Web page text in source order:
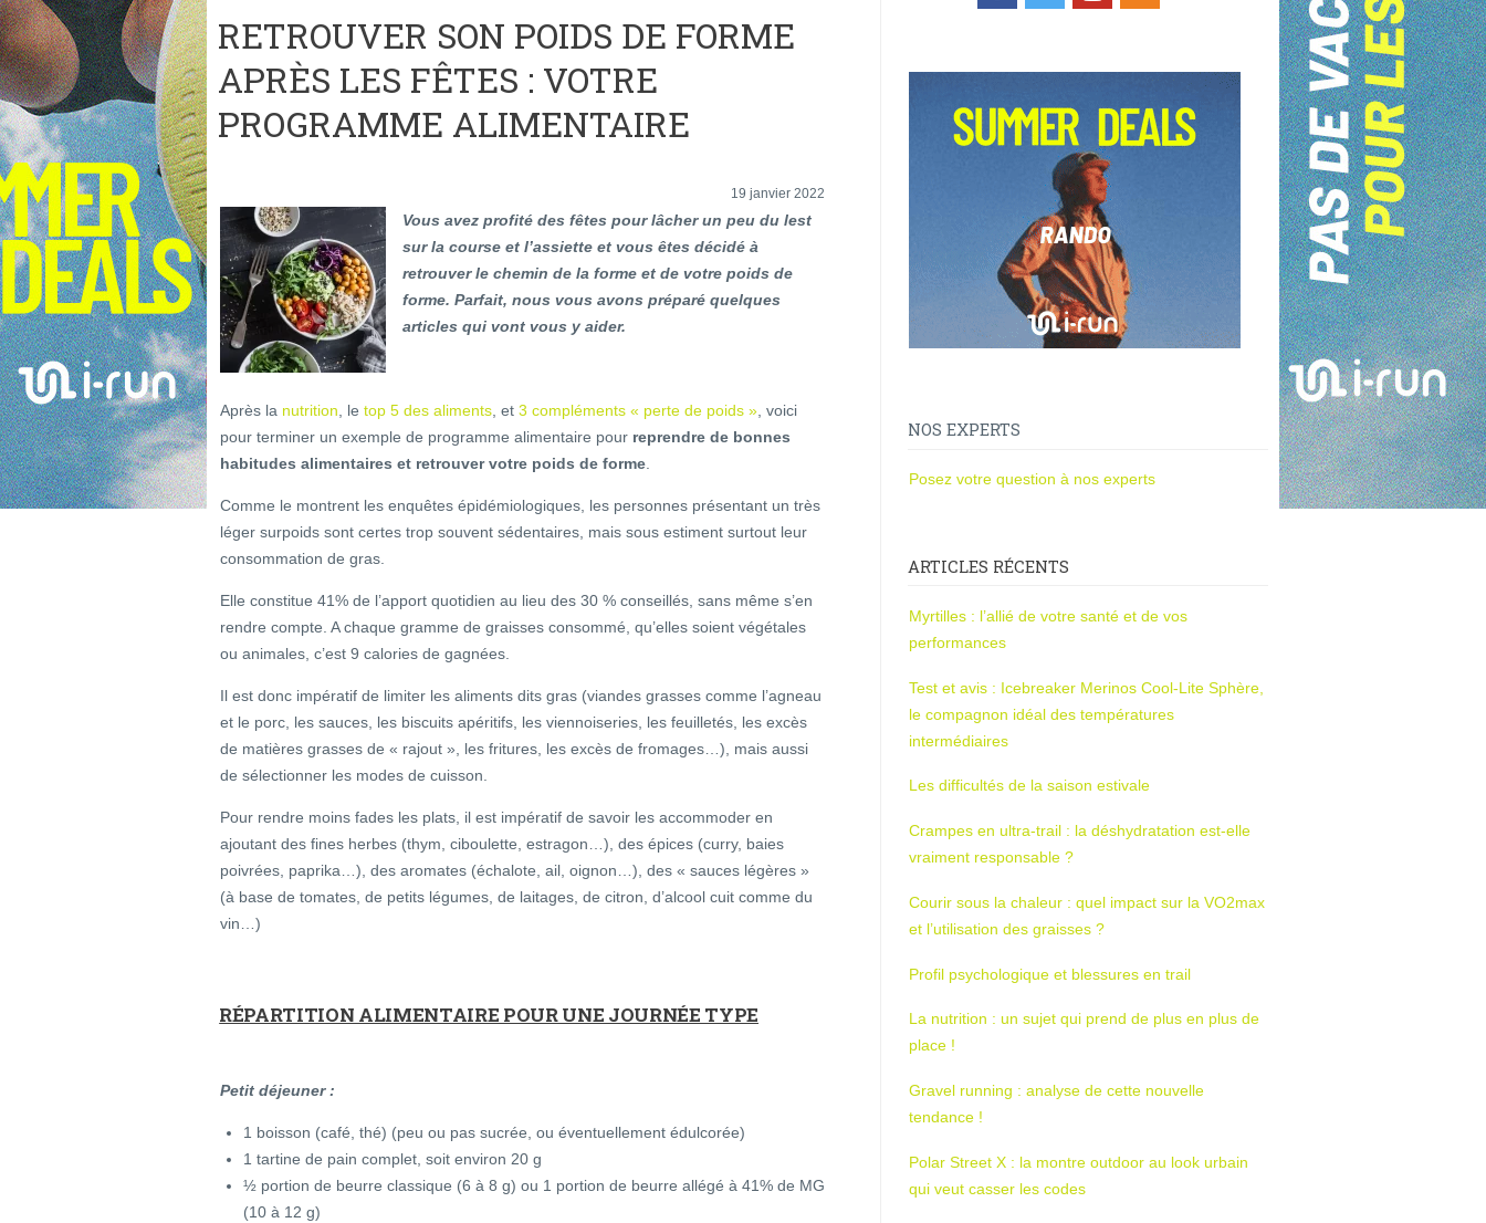
RETROUVER SON POIDS DE FORME
APRÈS LES FÊTES : VOTRE
PROGRAMME ALIMENTAIRE
19 janvier 2022
Vous avez profité des fêtes pour lâcher un peu du lest
sur la course et l’assiette et vous êtes décidé à
retrouver le chemin de la forme et de votre poids de
forme. Parfait, nous vous avons préparé quelques
articles qui vont vous y aider.
Après la nutrition , le top 5 des aliments , et 3 compléments « perte de poids » , voici
pour terminer un exemple de programme alimentaire pour reprendre de bonnes
habitudes alimentaires et retrouver votre poids de forme
Comme le montrent les enquêtes épidémiologiques, les personnes présentant un très
léger surpoids sont certes trop souvent sédentaires, mais sous estiment surtout leur
consommation de gras.
Elle constitue 41% de l’apport quotidien au lieu des 30 % conseillés, sans même s’en
rendre compte. A chaque gramme de graisses consommé, qu’elles soient végétales
ou animales, c’est 9 calories de gagnées.
Il est donc impératif de limiter les aliments dits gras (viandes grasses comme l’agneau
et le porc, les sauces, les biscuits apéritifs, les viennoiseries, les feuilletés, les excès
de matières grasses de « rajout », les fritures, les excès de fromages…), mais aussi
de sélectionner les modes de cuisson.
Pour rendre moins fades les plats, il est impératif de savoir les accommoder en
ajoutant des fines herbes (thym, ciboulette, estragon…), des épices (curry, baies
poivrées, paprika…), des aromates (échalote, ail, oignon…), des « sauces légères »
(à base de tomates, de petits légumes, de laitages, de citron, d’alcool cuit comme du
vin…)
RÉPARTITION ALIMENTAIRE POUR UNE JOURNÉE TYPE
Petit déjeuner :
1 boisson (café, thé) (peu ou pas sucrée, ou éventuellement édulcorée)
1 tartine de pain complet, soit environ 20 g
½ portion de beurre classique (6 à 8 g) ou 1 portion de beurre allégé à 41% de MG
(10 à 12 g)
NOS EXPERTS
Posez votre question à nos experts
ARTICLES RÉCENTS
Myrtilles : l’allié de votre santé et de vos
performances
Test et avis : Icebreaker Merinos Cool-Lite Sphère,
le compagnon idéal des températures
intermédiaires
Les difficultés de la saison estivale
Crampes en ultra-trail : la déshydratation est-elle
vraiment responsable ?
Courir sous la chaleur : quel impact sur la VO2max
et l’utilisation des graisses ?
Profil psychologique et blessures en trail
La nutrition : un sujet qui prend de plus en plus de
place !
Gravel running : analyse de cette nouvelle
tendance !
Polar Street X : la montre outdoor au look urbain
qui veut casser les codes